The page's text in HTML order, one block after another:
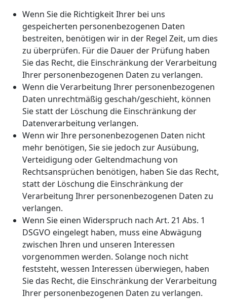
Wenn Sie die Richtigkeit Ihrer bei uns
gespeicherten personenbezogenen Daten
bestreiten, benötigen wir in der Regel Zeit, um dies
zu überprüfen. Für die Dauer der Prüfung haben
Sie das Recht, die Einschränkung der Verarbeitung
Ihrer personenbezogenen Daten zu verlangen.
Wenn die Verarbeitung Ihrer personenbezogenen
Daten unrechtmäßig geschah/geschieht, können
Sie statt der Löschung die Einschränkung der
Datenverarbeitung verlangen.
Wenn wir Ihre personenbezogenen Daten nicht
mehr benötigen, Sie sie jedoch zur Ausübung,
Verteidigung oder Geltendmachung von
Rechtsansprüchen benötigen, haben Sie das Recht,
statt der Löschung die Einschränkung der
Verarbeitung Ihrer personenbezogenen Daten zu
verlangen.
Wenn Sie einen Widerspruch nach Art. 21 Abs. 1
DSGVO eingelegt haben, muss eine Abwägung
zwischen Ihren und unseren Interessen
vorgenommen werden. Solange noch nicht
feststeht, wessen Interessen überwiegen, haben
Sie das Recht, die Einschränkung der Verarbeitung
Ihrer personenbezogenen Daten zu verlangen.